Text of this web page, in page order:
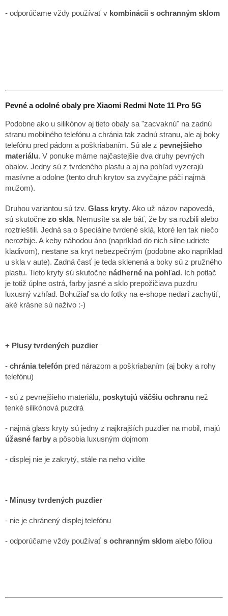
- odporúčame vždy používať v kombinácii s ochranným sklom
Pevné a odolné obaly pre Xiaomi Redmi Note 11 Pro 5G
Podobne ako u silikónov aj tieto obaly sa "zacvaknú" na zadnú
stranu mobilného telefónu a chránia tak zadnú stranu, ale aj boky
telefónu pred pádom a poškriabaním. Sú ale z pevnejšieho
materiálu. V ponuke máme najčastejšie dva druhy pevných
obalov. Jedny sú z tvrdeného plastu a aj na pohľad vyzerajú
masívne a odolne (tento druh krytov sa zvyčajne páči najmä
mužom).
Druhou variantou sú tzv. Glass kryty. Ako už názov napovedá,
sú skutočne zo skla. Nemusíte sa ale báť, že by sa rozbili alebo
roztrieštili. Jedná sa o špeciálne tvrdené sklá, ktoré len tak niečo
nerozbije. A keby náhodou áno (napríklad do nich silne udriete
kladivom), nestane sa kryt nebezpečným (podobne ako napríklad
u skla v aute). Zadná časť je teda sklenená a boky sú z pružného
plastu. Tieto kryty sú skutočne nádherné na pohľad . Ich potlač
je totiž úplne ostrá, farby jasné a sklo prepožičiava puzdru
luxusný vzhľad. Bohužiaľ sa do fotky na e-shope nedarí zachytiť,
aké krásne sú naživo :-)
+ Plusy tvrdených puzdier
- chránia telefón pred nárazom a poškriabaním (aj boky a rohy
telefónu)
- sú z pevnejšieho materiálu, poskytujú väčšiu ochranu než
tenké silikónová puzdrá
- najmä glass kryty sú jedny z najkrajších puzdier na mobil, majú
úžasné farby a pôsobia luxusným dojmom
- displej nie je zakrytý, stále na neho vidíte
- Mínusy tvrdených puzdier
- nie je chránený displej telefónu
- odporúčame vždy používať s ochranným sklom alebo fóliou